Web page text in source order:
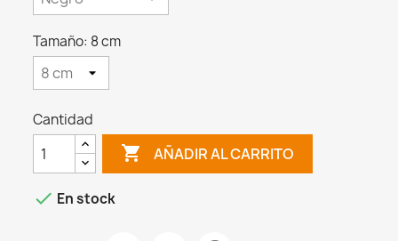
Tamaño: 8 cm
Cantidad
 AÑADIR AL CARRITO
 En stock